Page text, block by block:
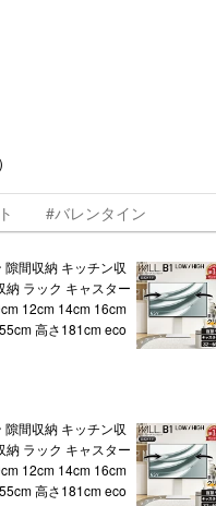
#バレンタイン
隙間収納 キッチン収
納 ラック キャスター
12cm 14cm 16cm
高さ181cm eco
隙間収納 キッチン収
納 ラック キャスター
12cm 14cm 16cm
高さ181cm eco